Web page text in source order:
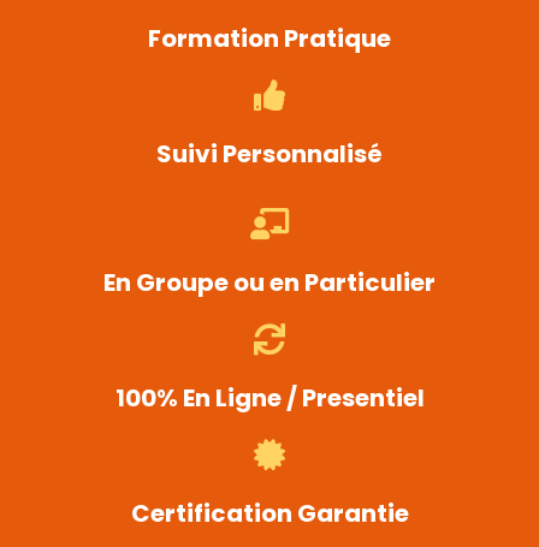
Formation Pratique
Suivi Personnalisé
En Groupe ou en Particulier
100% En Ligne / Presentiel
Certification Garantie